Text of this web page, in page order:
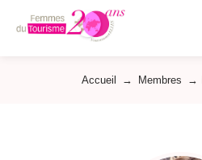
Accueil → Membres →